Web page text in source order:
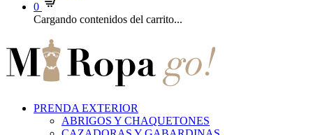
0
Cargando contenidos del carrito...
PRENDA EXTERIOR
ABRIGOS Y CHAQUETONES